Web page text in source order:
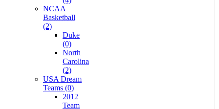
NCAA
Basketball
(2)
Duke
(0)
North
Carolina
(2)
USA Dream
Teams (0)
2012
Team